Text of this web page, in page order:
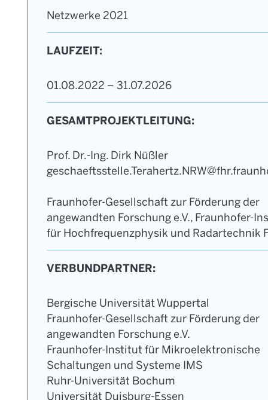
Netzwerke 2021
LAUFZEIT:
01.08.2022 – 31.07.2026
GESAMTPROJEKTLEITUNG:
Prof. Dr.-Ing. Dirk Nüßler
Fraunhofer-Gesellschaft zur Förderung der
angewandten Forschung e.V., Fraunhofer-
für Hochfrequenzphysik und Radartechnik
VERBUNDPARTNER:
Bergische Universität Wuppertal
Fraunhofer-Gesellschaft zur Förderung der
angewandten Forschung e.V.
Fraunhofer-Institut für Mikroelektronische
Schaltungen und Systeme IMS
Ruhr-Universität Bochum
Universität Duisburg-Essen